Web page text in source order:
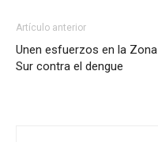
Artículo anterior
Unen esfuerzos en la Zona
Sur contra el dengue